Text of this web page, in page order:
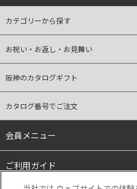
カテゴリーから探す
お祝い・お返し・お見舞い
阪神のカタログギフト
カタログ番号でご注文
会員メニュー
ご利用ガイド